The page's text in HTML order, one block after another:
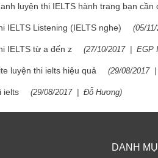
luyện thi IELTS hành trang bạn cần
IELTS Listening (IELTS nghe) (05/
IELTS từ a đến z (27/10/2017| EGP
luyện thi ielts hiệu quả (29/08/2017|
ielts (29/08/2017| Đỗ Hương)
DANH